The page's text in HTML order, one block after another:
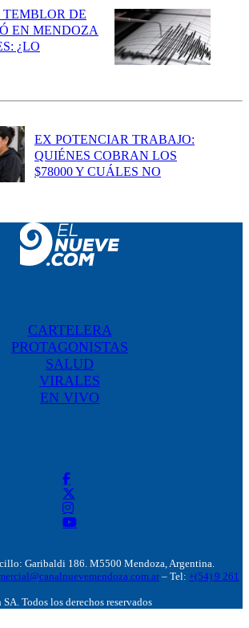
TEMBLOR DE
EN MENDOZA
¿LO
EX POTENCIAR TRABAJO:
QUIÉNES COBRAN LOS
$78000 Y CUÁLES NO
CARTELERA
PROTAGONISTAS
SALUD
VIRALES
EN VIVO
Garibaldi 186. M5500 Mendoza, Argentina.
– Tel: +(54) 9 261
Todos los derechos reservados